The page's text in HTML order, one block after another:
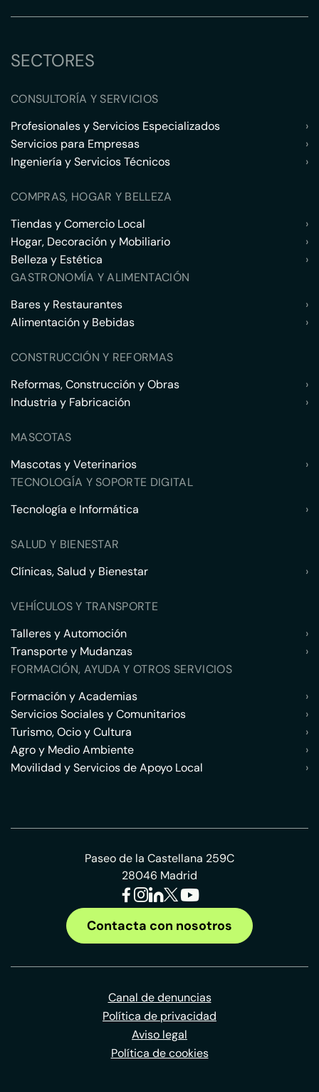
SECTORES
CONSULTORÍA Y SERVICIOS
Profesionales y Servicios Especializados
›
Servicios para Empresas
›
Ingeniería y Servicios Técnicos
›
COMPRAS, HOGAR Y BELLEZA
Tiendas y Comercio Local
›
Hogar, Decoración y Mobiliario
›
Belleza y Estética
›
GASTRONOMÍA Y ALIMENTACIÓN
Bares y Restaurantes
›
Alimentación y Bebidas
›
CONSTRUCCIÓN Y REFORMAS
Reformas, Construcción y Obras
›
Industria y Fabricación
›
MASCOTAS
Mascotas y Veterinarios
›
TECNOLOGÍA Y SOPORTE DIGITAL
Tecnología e Informática
›
SALUD Y BIENESTAR
Clínicas, Salud y Bienestar
›
VEHÍCULOS Y TRANSPORTE
Talleres y Automoción
›
Transporte y Mudanzas
›
FORMACIÓN, AYUDA Y OTROS SERVICIOS
Formación y Academias
›
Servicios Sociales y Comunitarios
›
Turismo, Ocio y Cultura
›
Agro y Medio Ambiente
›
Movilidad y Servicios de Apoyo Local
›
Paseo de la Castellana 259C
28046 Madrid
Contacta con nosotros
Canal de denuncias
Política de privacidad
Aviso legal
Política de cookies